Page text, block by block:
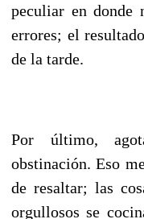
peculiar en donde
errores; el
de la tarde.
Por último,
obstinación. Eso
de resaltar; las
orgullosos se